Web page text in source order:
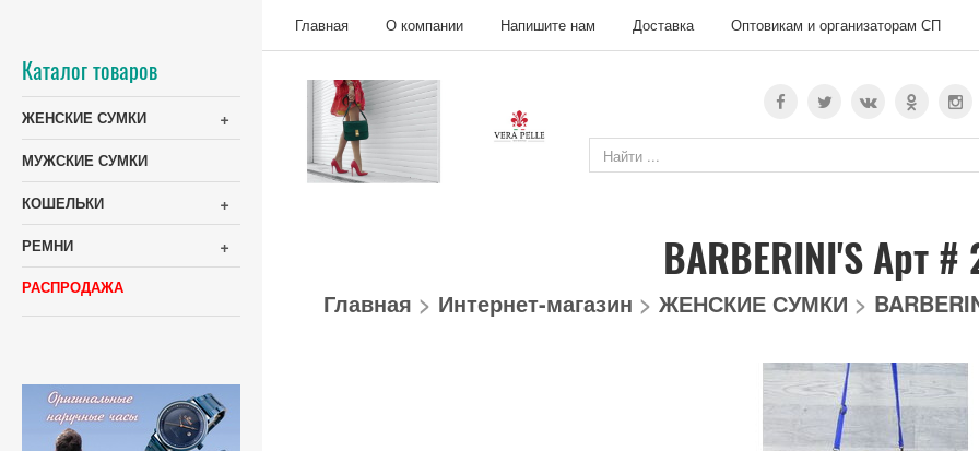
Главная О компании Напишите нам Доставка Оптовикам и организаторам СП
Каталог товаров
+
ЖЕНСКИЕ СУМКИ
МУЖСКИЕ СУМКИ
+
КОШЕЛЬКИ
+
РЕМНИ
РАСПРОДАЖА
BARBERINI'S Арт
Главная > Интернет-магазин > ЖЕНСКИЕ СУМКИ >